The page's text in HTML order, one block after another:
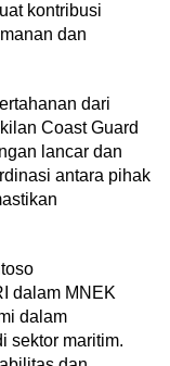
kontribusi
dan
dari
Coast Guard
lancar dan
antara pihak
dalam MNEK
dalam
sektor maritim.